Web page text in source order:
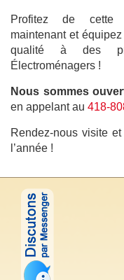
Profitez de cette
maintenant et
qualité à des
Électroménagers !
Nous sommes
en appelant au 418-
Rendez-nous visite
l’année !